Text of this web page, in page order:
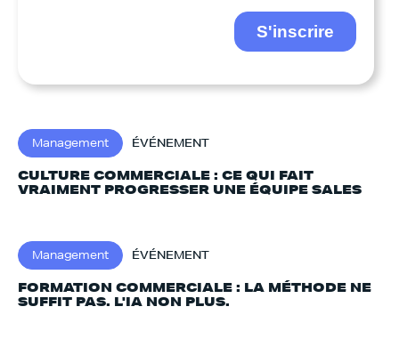
Management ÉVÉNEMENT
CULTURE COMMERCIALE : CE QUI FAIT
VRAIMENT PROGRESSER UNE ÉQUIPE SALES
Management ÉVÉNEMENT
FORMATION COMMERCIALE : LA MÉTHODE NE
SUFFIT PAS. L'IA NON PLUS.‍